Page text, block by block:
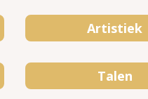
Artistiek
Talen